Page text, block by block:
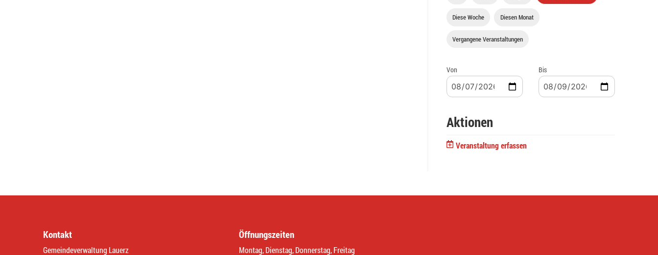
Diese Woche Diesen Monat
Vergangene Veranstaltungen
Von Bis
Aktionen
Veranstaltung erfassen
Kontakt
Gemeindeverwaltung Lauerz
Öffnungszeiten
Montag, Dienstag, Donnerstag, Freitag